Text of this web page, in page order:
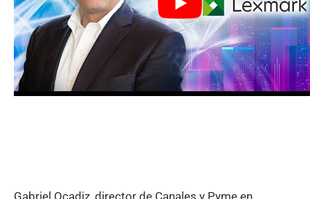
Gabriel Ocadiz, director de Canales y Pyme en